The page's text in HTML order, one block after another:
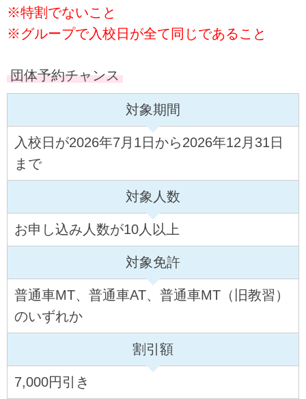
※特割でないこと
※グループで入校日が全て同じであること
団体予約チャンス
対象期間
入校日が2026年7月1日から2026年12月31日
まで
対象人数
お申し込み人数が10人以上
対象免許
普通車MT、普通車AT、普通車MT（旧教習）
のいずれか
割引額
7,000円引き